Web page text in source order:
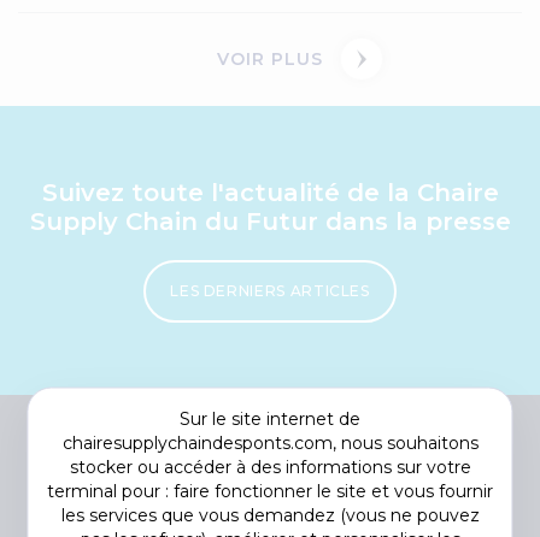
VOIR PLUS
Suivez toute l'actualité de la Chaire
Supply Chain du Futur dans la presse
LES DERNIERS ARTICLES
Sur le site internet de
chairesupplychaindesponts.com, nous souhaitons
stocker ou accéder à des informations sur votre
terminal pour : faire fonctionner le site et vous fournir
les services que vous demandez (vous ne pouvez